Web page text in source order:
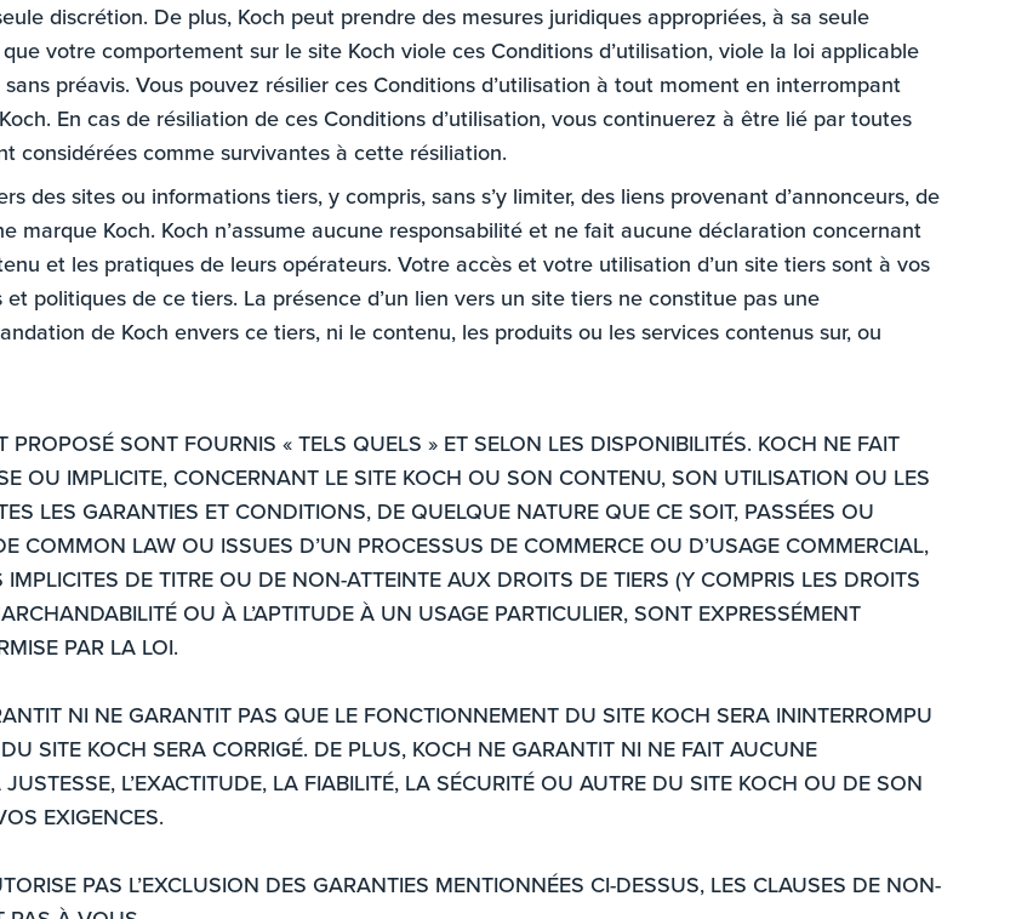
discrétion. De plus, Koch peut prendre des mesures juridiques appropriées, à sa seule
votre comportement sur le site Koch viole ces Conditions d’utilisation, viole la loi applicable
préavis. Vous pouvez résilier ces Conditions d’utilisation à tout moment en interrompant
En cas de résiliation de ces Conditions d’utilisation, vous continuerez à être lié par toutes
considérées comme survivantes à cette résiliation.
des sites ou informations tiers, y compris, sans s’y limiter, des liens provenant d’annonceurs, de
marque Koch. Koch n’assume aucune responsabilité et ne fait aucune déclaration concernant
et les pratiques de leurs opérateurs. Votre accès et votre utilisation d’un site tiers sont à vos
politiques de ce tiers. La présence d’un lien vers un site tiers ne constitue pas une
de Koch envers ce tiers, ni le contenu, les produits ou les services contenus sur, ou
SONT FOURNIS « TELS QUELS » ET SELON LES DISPONIBILITÉS. KOCH NE FAIT
OU IMPLICITE, CONCERNANT LE SITE KOCH OU SON CONTENU, SON UTILISATION OU LES
LES GARANTIES ET CONDITIONS, DE QUELQUE NATURE QUE CE SOIT, PASSÉES OU
COMMON LAW OU ISSUES D’UN PROCESSUS DE COMMERCE OU D’USAGE COMMERCIAL,
DE TITRE OU DE NON-ATTEINTE AUX DROITS DE TIERS (Y COMPRIS LES DROITS
OU À L’APTITUDE À UN USAGE PARTICULIER, SONT EXPRESSÉMENT
PAR LA LOI.
NI NE GARANTIT PAS QUE LE FONCTIONNEMENT DU SITE KOCH SERA ININTERROMPU
SITE KOCH SERA CORRIGÉ. DE PLUS, KOCH NE GARANTIT NI NE FAIT AUCUNE
L’EXACTITUDE, LA FIABILITÉ, LA SÉCURITÉ OU AUTRE DU SITE KOCH OU DE SON
EXIGENCES.
PAS L’EXCLUSION DES GARANTIES MENTIONNÉES CI-DESSUS, LES CLAUSES DE NON-